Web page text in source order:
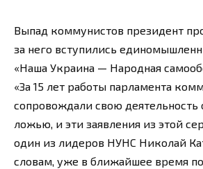
Выпад коммунистов президент
за него вступились
«Наша Украина — Народная
«За 15 лет работы парламента
сопровождали свою деятельность
ложью, и эти заявления из этой
один из лидеров НУНС Николай
словам, уже в ближайшее время